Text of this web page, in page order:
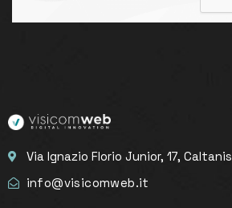
Via Ignazio Florio Junior, 17,
info@visicomweb.it